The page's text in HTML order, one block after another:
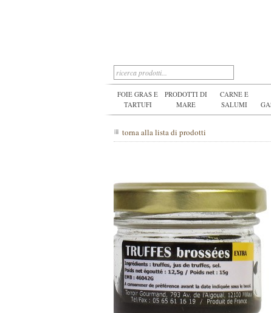
FOIE GRAS E
TARTUFI
PRODOTTI DI
MARE
CARNE E
SALUMI
torna alla lista di prodotti